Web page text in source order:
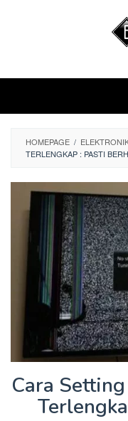
HOMEPAGE /
TERLENGKAP : PASTI
Cara